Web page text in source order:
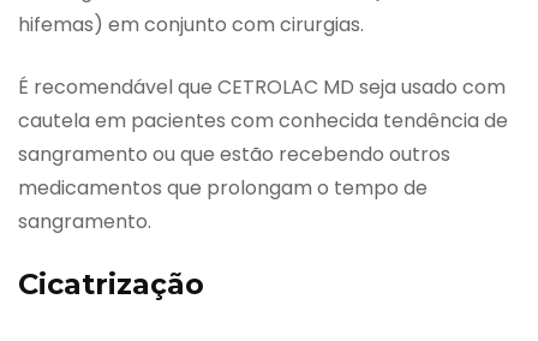
hifemas) em conjunto com cirurgias.
É recomendável que CETROLAC MD seja usado com
cautela em pacientes com conhecida tendência de
sangramento ou que estão recebendo outros
medicamentos que prolongam o tempo de
sangramento.
Cicatrização